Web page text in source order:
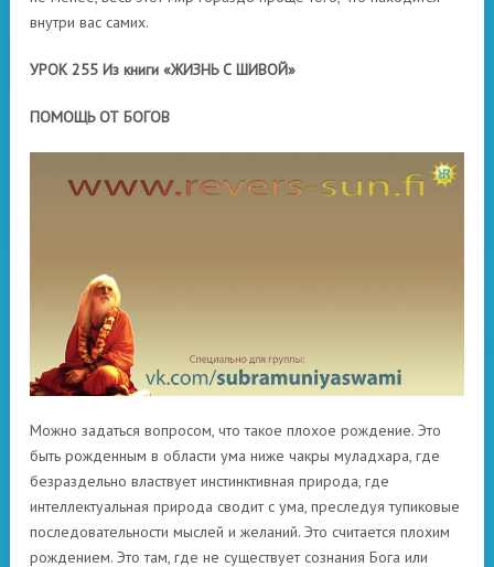
внутри вас самих.
УРОК 255 Из книги «ЖИЗНЬ С ШИВОЙ»
ПОМОЩЬ ОТ БОГОВ
Можно задаться вопросом, что такое плохое рождение. Это
быть рожденным в области ума ниже чакры муладхара, где
безраздельно властвует инстинктивная природа, где
интеллектуальная природа сводит с ума, преследуя тупиковые
последовательности мыслей и желаний. Это считается плохим
рождением. Это там, где не существует сознания Бога или